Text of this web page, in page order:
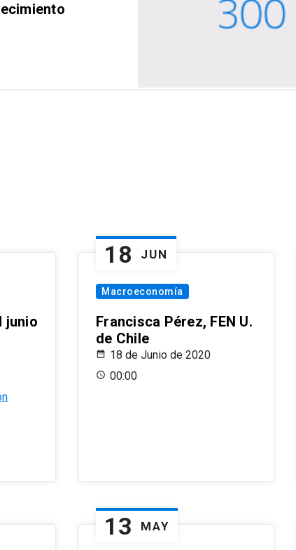
junio
18 JUN
Macroeconomía
Francisca Pérez, FEN U.
de Chile
18 de Junio de 2020
00:00
13 MAY